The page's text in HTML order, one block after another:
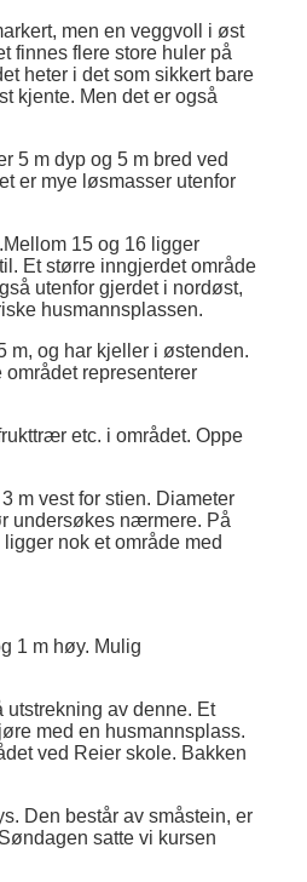
men en veggvoll i øst
finnes flere store huler på
heter i det som sikkert bare
kjente. Men det er også
5 m dyp og 5 m bred ved
er mye løsmasser utenfor
15 og 16 ligger
Et større inngjerdet område
utenfor gjerdet i nordøst,
husmannsplassen.
m, og har kjeller i østenden.
representerer
etc. i området. Oppe
m vest for stien. Diameter
undersøkes nærmere. På
nok et område med
1 m høy. Mulig
utstrekning av denne. Et
med en husmannsplass.
ved Reier skole. Bakken
Den består av småstein, er
satte vi kursen